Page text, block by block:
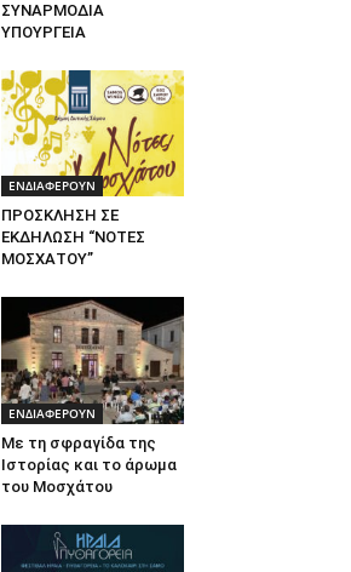
ΣΥΝΑΡΜΟΔΙΑ
ΥΠΟΥΡΓΕΙΑ
ΕΝΔΙΑΦΕΡΟΥΝ
ΠΡΟΣΚΛΗΣΗ ΣΕ
ΕΚΔΗΛΩΣΗ “ΝΟΤΕΣ
ΜΟΣΧΑΤΟΥ”
ΕΝΔΙΑΦΕΡΟΥΝ
Με τη σφραγίδα της
Ιστορίας και το άρωμα
του Μοσχάτου